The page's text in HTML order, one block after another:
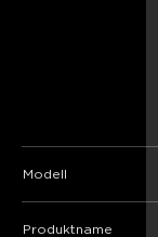
Modell
Produktname